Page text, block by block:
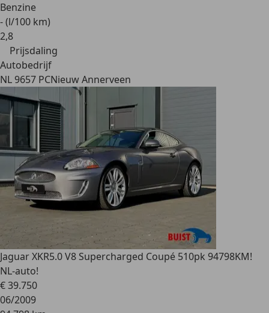
Benzine
- (l/100 km)
2,8
Prijsdaling
Autobedrijf
NL 9657 PCNieuw Annerveen
Jaguar XKR5.0 V8 Supercharged Coupé 510pk 94798KM!
NL-auto!
€ 39.750
06/2009